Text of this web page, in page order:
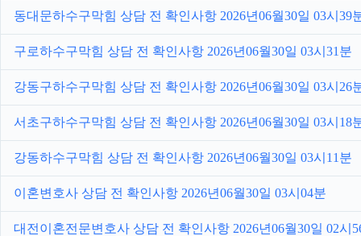
동대문하수구막힘 상담 전 확인사항 2026년06월30일 03시39
구로하수구막힘 상담 전 확인사항 2026년06월30일 03시31분
강동구하수구막힘 상담 전 확인사항 2026년06월30일 03시26
서초구하수구막힘 상담 전 확인사항 2026년06월30일 03시18
강동하수구막힘 상담 전 확인사항 2026년06월30일 03시11분
이혼변호사 상담 전 확인사항 2026년06월30일 03시04분
대전이혼전문변호사 상담 전 확인사항 2026년06월30일 02시